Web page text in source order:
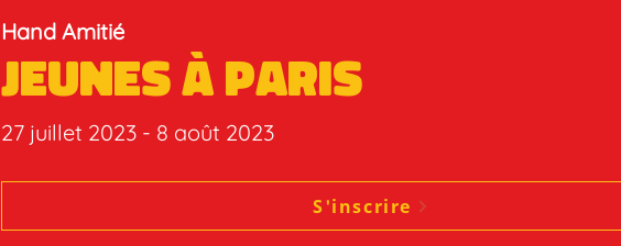
Hand Amitié
Jeunes à Paris
27 juillet 2023 - 8 août 2023
S'inscrire